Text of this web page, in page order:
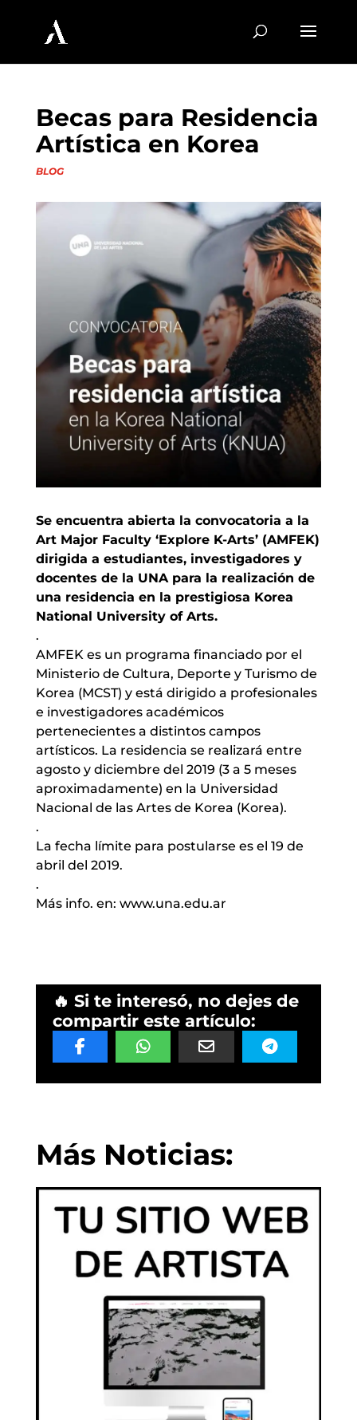
Becas para Residencia
Artística en Korea
BLOG
Se encuentra abierta la convocatoria a la
Art Major Faculty ‘Explore K-Arts’ (AMFEK)
dirigida a estudiantes, investigadores y
docentes de la UNA para la realización de
una residencia en la prestigiosa Korea
National University of Arts.
.
AMFEK es un programa financiado por el
Ministerio de Cultura, Deporte y Turismo de
Korea (MCST) y está dirigido a profesionales
e investigadores académicos
pertenecientes a distintos campos
artísticos. La residencia se realizará entre
agosto y diciembre del 2019 (3 a 5 meses
aproximadamente) en la Universidad
Nacional de las Artes de Korea (Korea).
.
La fecha límite para postularse es el 19 de
abril del 2019.
.
Más info. en: www.una.edu.ar
🔥 Si te interesó, no dejes de
compartir este artículo:
Más Noticias: